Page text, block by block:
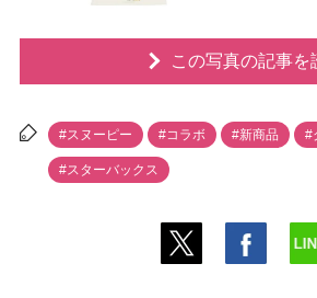
この写真の記事を
#スヌーピー #コラボ #新商品 #
#スターバックス